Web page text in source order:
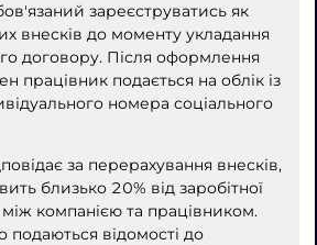
зареєструватись як
внесків до моменту укладання
договору. Після оформлення
працівник подається на облік із
номера соціального
за перерахування внесків,
близько 20% від заробітної
між компанією та працівником.
подаються відомості до